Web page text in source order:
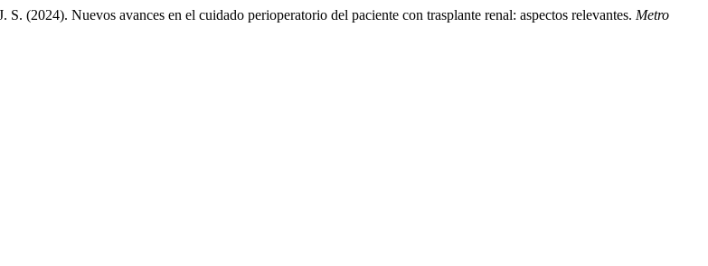
(2024). Nuevos avances en el cuidado perioperatorio del paciente con trasplante renal: aspectos relevantes. Metro